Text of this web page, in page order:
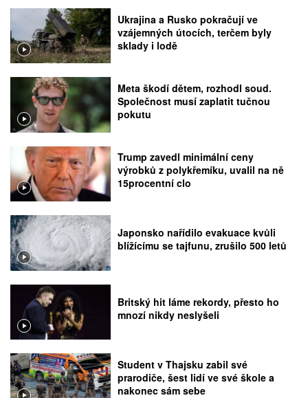
Ukrajina a Rusko pokračují ve
vzájemných útocích, terčem byly
sklady i lodě
Meta škodí dětem, rozhodl soud.
Společnost musí zaplatit tučnou
pokutu
Trump zavedl minimální ceny
výrobků z polykřemíku, uvalil na ně
15procentní clo
Japonsko nařídilo evakuace kvůli
blížícímu se tajfunu, zrušilo 500 letů
Britský hit láme rekordy, přesto ho
mnozí nikdy neslyšeli
Student v Thajsku zabil své
prarodiče, šest lidí ve své škole a
nakonec sám sebe